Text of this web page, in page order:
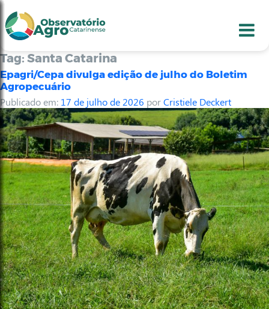
2
3
4
Tag: Santa Catarina
Epagri/Cepa divulga edição de julho do Boletim
Agropecuário
Publicado em: 17 de julho de 2026 porCristiele Deckert